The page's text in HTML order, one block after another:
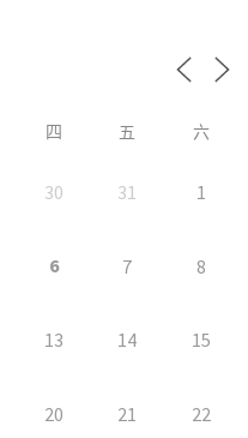
四 五 六
30 31 1
6 7 8
13 14 15
20 21 22